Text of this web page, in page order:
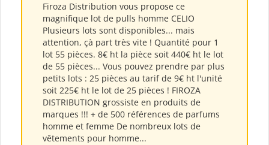
Firoza Distribution vous propose ce
magnifique lot de pulls homme CELIO
Plusieurs lots sont disponibles... mais
attention, çà part très vite ! Quantité pour 1
lot 55 pièces. 8€ ht la pièce soit 440€ ht le lot
de 55 pièces... Vous pouvez prendre par plus
petits lots : 25 pièces au tarif de 9€ ht l'unité
soit 225€ ht le lot de 25 pièces ! FIROZA
DISTRIBUTION grossiste en produits de
marques !!! + de 500 références de parfums
homme et femme De nombreux lots de
vêtements pour homme...